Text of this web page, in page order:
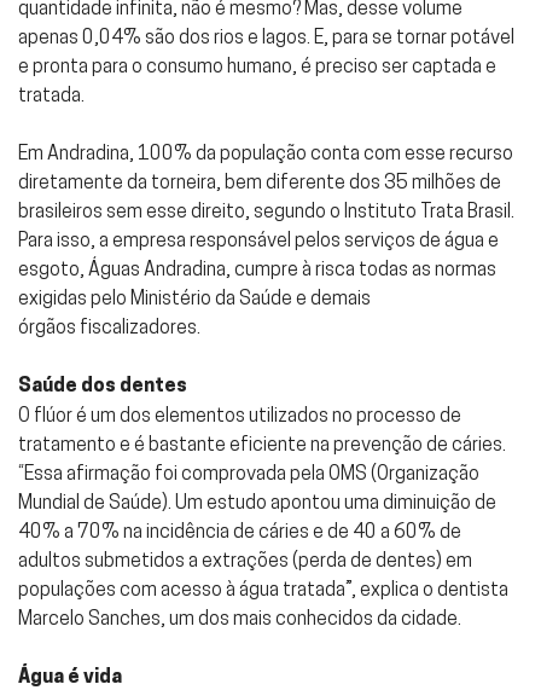
quantidade infinita, não é mesmo? Mas, desse volume
apenas 0,04% são dos rios e lagos. E, para se tornar potável
e pronta para o consumo humano, é preciso ser captada e
tratada.
Em Andradina, 100% da população conta com esse recurso
diretamente da torneira, bem diferente dos 35 milhões de
brasileiros sem esse direito, segundo o Instituto Trata Brasil.
Para isso, a empresa responsável pelos serviços de água e
esgoto, Águas Andradina, cumpre à risca todas as normas
exigidas pelo Ministério da Saúde e demais
órgãos fiscalizadores.
Saúde dos dentes
O flúor é um dos elementos utilizados no processo de
tratamento e é bastante eficiente na prevenção de cáries.
“Essa afirmação foi comprovada pela OMS (Organização
Mundial de Saúde). Um estudo apontou uma diminuição de
40% a 70% na incidência de cáries e de 40 a 60% de
adultos submetidos a extrações (perda de dentes) em
populações com acesso à água tratada”, explica o dentista
Marcelo Sanches, um dos mais conhecidos da cidade.
Água é vida